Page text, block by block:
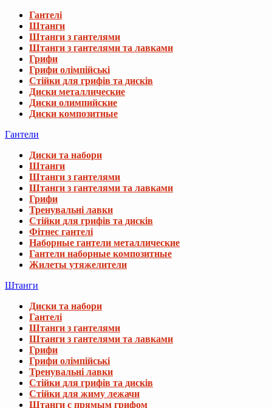
Гантелі
Штанги
Штанги з гантелями
Штанги з гантелями та лавками
Грифи
Грифи олімпійські
Стійки для грифів та дисків
Диски металлические
Диски олимпийские
Диски композитные
Гантели
Диски та набори
Штанги
Штанги з гантелями
Штанги з гантелями та лавками
Грифи
Тренувальні лавки
Стійки для грифів та дисків
Фітнес гантелі
Наборные гантели металлические
Гантели наборные композитные
Жилеты утяжелители
Штанги
Диски та набори
Гантелі
Штанги з гантелями
Штанги з гантелями та лавками
Грифи
Грифи олімпійські
Тренувальні лавки
Стійки для грифів та дисків
Стійки для жиму лежачи
Штанги с прямым грифом